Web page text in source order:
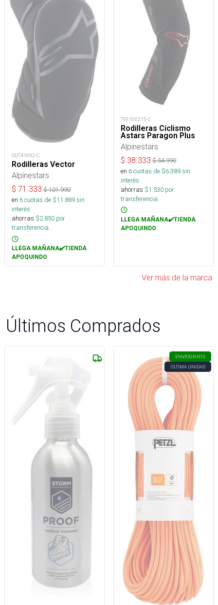
OUT41692-C
Rodilleras Vector
Alpinestars
$ 71.333 $101.990
en 6cuotas de $11.889sin
interés
ahorras $2.850 por
transferencia.
LLEGA MAÑANA✔️TIENDA
APOQUINDO
TEF100215-C
Rodilleras Ciclismo
Astars Paragon Plus
Alpinestars
$ 38.333 $54.990
en 6cuotas de $6.389sin
interés
ahorras $1.530 por
transferencia.
LLEGA MAÑANA✔️TIENDA
APOQUINDO
Ver más de la marca
Últimos Comprados
ENVÍOGRATIS
ÚLTIMA UNIDAD